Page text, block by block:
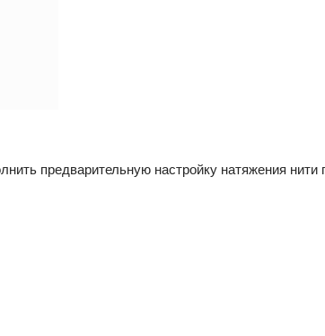
предварительную настройку натяжения нити